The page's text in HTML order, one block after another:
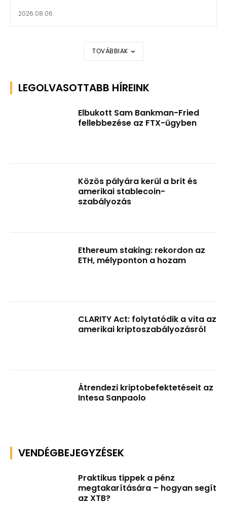
2026.08.06.
TOVÁBBIAK
LEGOLVASOTTABB HÍREINK
Elbukott Sam Bankman-Fried
fellebbezése az FTX-ügyben
Közös pályára kerül a brit és
amerikai stablecoin-
szabályozás
Ethereum staking: rekordon az
ETH, mélyponton a hozam
CLARITY Act: folytatódik a vita az
amerikai kriptoszabályozásról
Átrendezi kriptobefektetéseit az
Intesa Sanpaolo
VENDÉGBEJEGYZÉSEK
Praktikus tippek a pénz
megtakarítására – hogyan segít
az XTB?